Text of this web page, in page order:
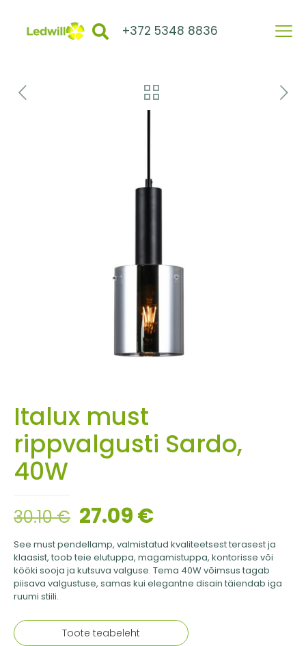
+372 5348 8836
Italux must
rippvalgusti Sardo,
40W
30.10€ 27.09€
See must pendellamp, valmistatud kvaliteetsest terasest ja
klaasist, toob teie elutuppa, magamistuppa, kontorisse või
kööki sooja ja kutsuva valguse. Tema 40W võimsus tagab
piisava valgustuse, samas kui elegantne disain täiendab iga
ruumi stiili.
Toote teabeleht